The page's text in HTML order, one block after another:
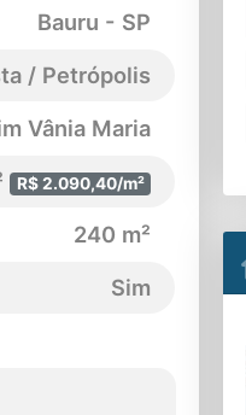
Bauru - SP
/ Petrópolis
Vânia Maria
R$ 2.090,40/m²
240 m²
Sim